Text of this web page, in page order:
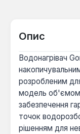
Опис
Водонагрівач
розробленим
модель об'ємом
забезпечення
точок
рішенням для